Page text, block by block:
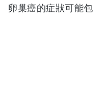
卵巢癌的症狀可能包